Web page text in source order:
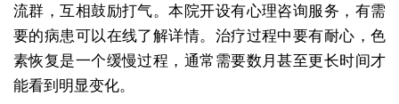
流群，互相鼓励打气。本院开设有心理咨询服务，有需
要的病患可以在线了解详情。治疗过程中要有耐心，色
素恢复是一个缓慢过程，通常需要数月甚至更长时间才
能看到明显变化。